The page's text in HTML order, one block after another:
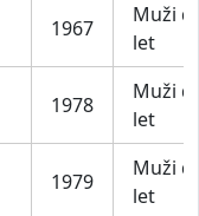
1967
Muži
let
1978
Muži
let
1979
Muži
let